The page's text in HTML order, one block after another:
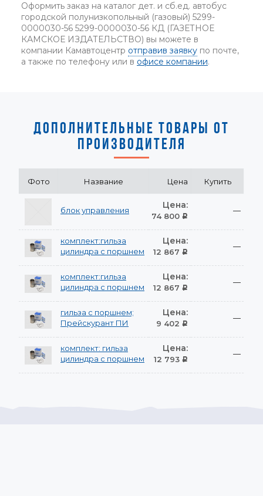
Оформить заказ на каталог дет. и сб.ед. автобус
городской полунизкопольный (газовый) 5299-
0000030-56 5299-0000030-56 КД (ГАЗЕТНОЕ
КАМСКОЕ ИЗДАТЕЛЬСТВО) вы можете в
компании Камавтоцентр отправив заявку по почте,
а также по телефону или в офисе компании.
ДОПОЛНИТЕЛЬНЫЕ ТОВАРЫ ОТ
ПРОИЗВОДИТЕЛЯ
Фото Название Цена Купить
блок управления Цена:
74 800 Р
—
комплект:гильза
цилиндра с поршнем
Цена:
12 867 Р
—
комплект:гильза
цилиндра с поршнем
Цена:
12 867 Р
—
гильза с поршнем;
Прейскурант ПИ
Цена:
9 402 Р
—
комплект: гильза
цилиндра с поршнем
Цена:
12 793 Р
—